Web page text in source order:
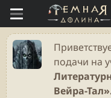
подачи на
Вейра-